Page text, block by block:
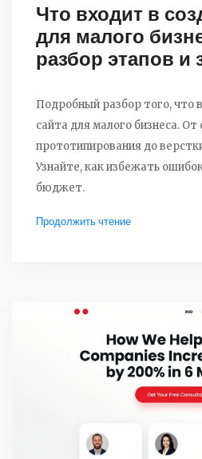
Что входит в
для малого
разбор этапов и
Подробный разбор того, что
сайта для малого бизнеса. От
прототипирования до
Узнайте, как избежать
бюджет.
Продолжить чтение